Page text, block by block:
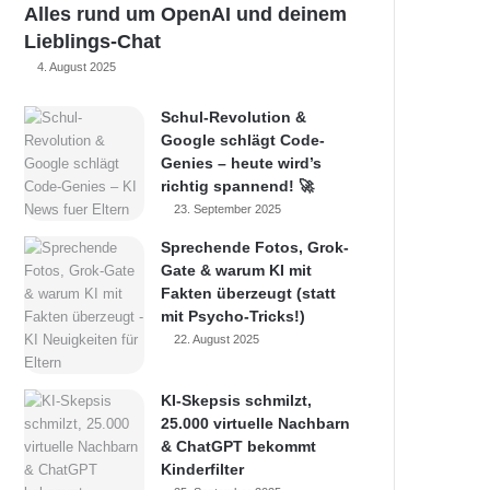
Alles rund um OpenAI und deinem
Lieblings-Chat
4. August 2025
Schul-Revolution &
Google schlägt Code-
Genies – heute wird’s
richtig spannend! 🚀
23. September 2025
Sprechende Fotos, Grok-
Gate & warum KI mit
Fakten überzeugt (statt
mit Psycho-Tricks!)
22. August 2025
KI-Skepsis schmilzt,
25.000 virtuelle Nachbarn
& ChatGPT bekommt
Kinderfilter